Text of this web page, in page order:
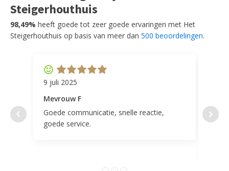
Steigerhouthuis
98,49% heeft goede tot zeer goede ervaringen met Het
Steigerhouthuis op basis van meer dan 500 beoordelingen.
9 juli 2025
Mevrouw F
Goede communicatie, snelle reactie,
goede service.
door